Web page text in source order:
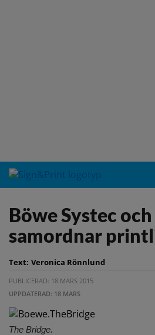
Böwe Systec
samordnar
Text: Veronica Rönnlund
PUBLICERAD: 18 MARS 2015
UPPDATERAD: 18 MARS
The Bridge.